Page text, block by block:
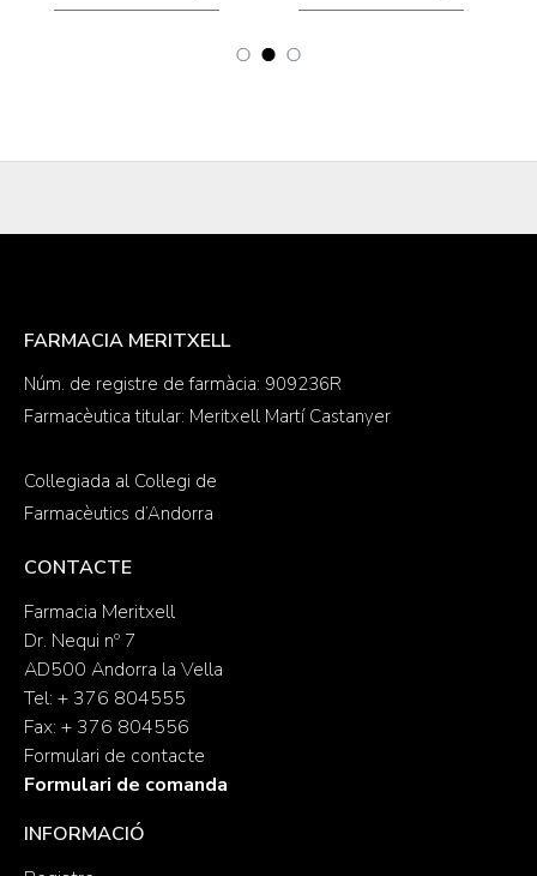
FARMACIA MERITXELL
Núm. de registre de farmàcia: 909236R
Farmacèutica titular: Meritxell Martí Castanyer
Col·legiada al Col·legi de
Farmacèutics d’Andorra
CONTACTE
Farmacia Meritxell
Dr. Nequi nº 7
AD500 Andorra la Vella
Tel: + 376 804555
Fax: + 376 804556
Formulari de contacte
Formulari de comanda
INFORMACIÓ